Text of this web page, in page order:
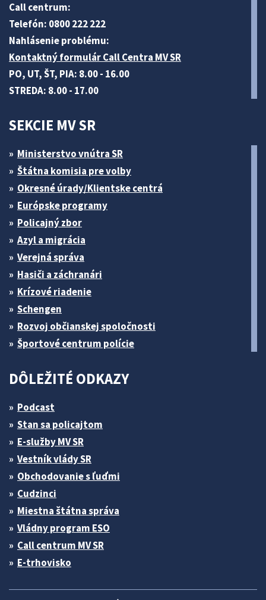
Call centrum:
Telefón: 0800 222 222
Nahlásenie problému:
Kontaktný formulár Call Centra MV SR
PO, UT, ŠT, PIA: 8.00 - 16.00
STREDA: 8.00 - 17.00
SEKCIE MV SR
Ministerstvo vnútra SR
Štátna komisia pre volby
Okresné úrady/Klientske centrá
Európske programy
Policajný zbor
Azyl a migrácia
Verejná správa
Hasiči a záchranári
Krízové riadenie
Schengen
Rozvoj občianskej spoločnosti
Športové centrum polície
DÔLEŽITÉ ODKAZY
Podcast
Stan sa policajtom
E-služby MV SR
Vestník vlády SR
Obchodovanie s ľuďmi
Cudzinci
Miestna štátna správa
Vládny program ESO
Call centrum MV SR
E-trhovisko